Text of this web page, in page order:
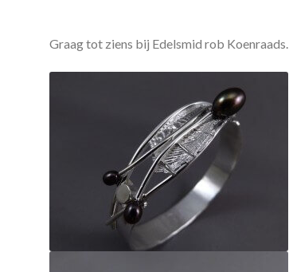
Graag tot ziens bij Edelsmid rob Koenraads.